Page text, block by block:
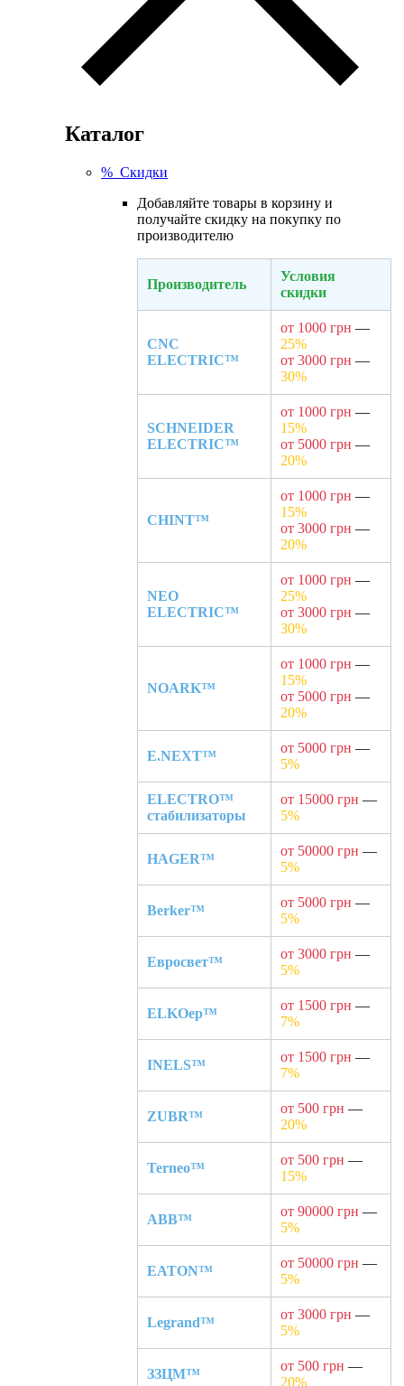
Каталог
% Скидки
Добавляйте товары в корзину и
получайте скидку на покупку по
производителю
Производитель
Условия
скидки
CNC
ELECTRIC™
от 1000 грн —
25%
от 3000 грн —
30%
SCHNEIDER
ELECTRIC™
от 1000 грн —
15%
от 5000 грн —
20%
CHINT™
от 1000 грн —
15%
от 3000 грн —
20%
NEO
ELECTRIC™
от 1000 грн —
25%
от 3000 грн —
30%
NOARK™
от 1000 грн —
15%
от 5000 грн —
20%
E.NEXT™
от 5000 грн —
5%
ELECTRO™
стабилизаторы
от 15000 грн —
5%
HAGER™
от 50000 грн —
5%
Berker™
от 5000 грн —
5%
Евросвет™
от 3000 грн —
5%
ELKOep™
от 1500 грн —
7%
INELS™
от 1500 грн —
7%
ZUBR™
от 500 грн —
20%
Terneo™
от 500 грн —
15%
ABB™
от 90000 грн —
5%
EATON™
от 50000 грн —
5%
Legrand™
от 3000 грн —
5%
ЗЗЦМ™
от 500 грн —
20%